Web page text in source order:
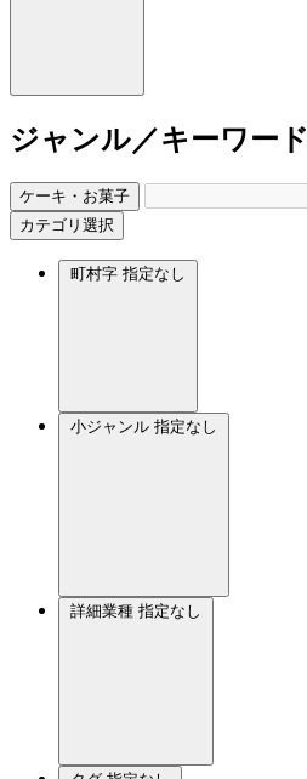
ジャンル／キーワード
ケーキ・お菓子
カテゴリ選択
町村字 指定なし
小ジャンル 指定なし
詳細業種 指定なし